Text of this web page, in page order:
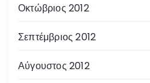
Οκτώβριος 2012
Σεπτέμβριος 2012
Αύγουστος 2012